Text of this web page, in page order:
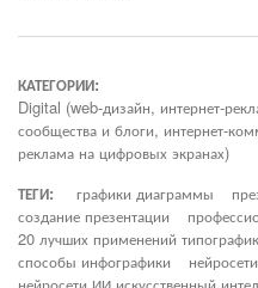
КАТЕГОРИИ:
Digital (web-дизайн, интернет-
сообщества и блоги, интернет-
реклама на цифровых экранах)
ТЕГИ:
графики диаграммы
создание презентации
20 лучших применений
способы инфографики
нейросети